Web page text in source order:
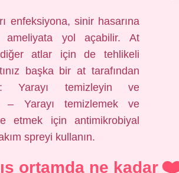
enfeksiyona, sinir hasarına
yol açabilir. At
diğer atlar için de tehlikeli
başka bir at tarafından
Yarayı temizleyin ve
– Yarayı temizlemek ve
etmek için antimikrobiyal
spreyi kullanın.
ortamda ne kadar